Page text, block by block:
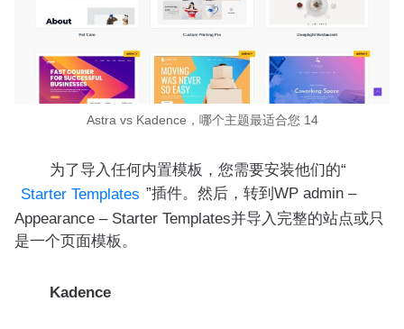
Astra vs Kadence，哪个主题最适合您 14
为了导入任何内置模板，您需要安装他们的“
Starter Templates ”插件。然后，转到WP admin –
Appearance – Starter Templates并导入完整的站点或只
是一个页面模板。
Kadence